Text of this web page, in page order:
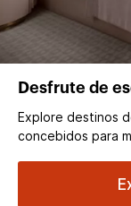
Desfrute de
Explore destinos
concebidos para